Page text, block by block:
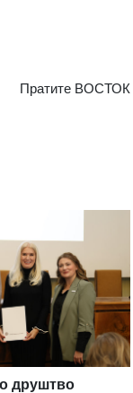
Пратите ВОСТОК
друштво